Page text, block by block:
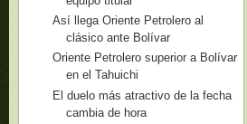
Así llega Oriente Petrolero al
clásico ante Bolívar
Oriente Petrolero superior a Bolívar
en el Tahuichi
El duelo más atractivo de la fecha
cambia de hora